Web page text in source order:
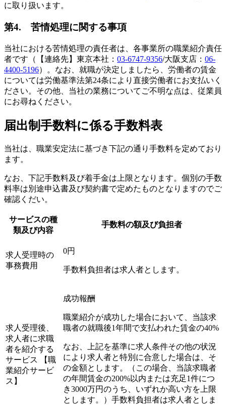
に取り扱います。
第4. 苦情処理に関する事項
当社における苦情処理の責任者は、各事業所の職業紹介責任
者です（【連絡先】東京本社： 03-6747-9356/大阪支店： 06-
4400-5196）。なお、就職が決定しましたら、労働者の賃金
については労働基準法第24条により直接労働者にお支払いく
ださい。その他、当社の業務についてご不明な点は、従業員
にお尋ねください。
届出制手数料に係る手数料表
当社は、職業安定法に基づき下記の通り手数料を定めており
ます。
なお、下記手数料及び着手金は上限となります。個別の手数
料率は別途申込書及び契約書で定めたものとなりますのでご
確認くだい。
サービスの種
類及び内容
手数料の額及び負担者
求人受理時の
事務費用
0円
手数料負担者は求人者とします。
求人受理後、
求人者に求職
者を紹介する
サービス 【職
業紹介サービ
ス】
成功報酬
職業紹介が成功した場合において、当該求
職者の就職後1年間で支払われた賃金の40%
なお、上記を基準に求人条件その他の状況
により求人者と特別に合意した場合は、そ
の金額とします。（この場合、当該求職者
の年間賃金の200%以内または充足1件につ
き3000万円のうち、いずれか高い方を上限
とします。）手数料負担者は求人者としま